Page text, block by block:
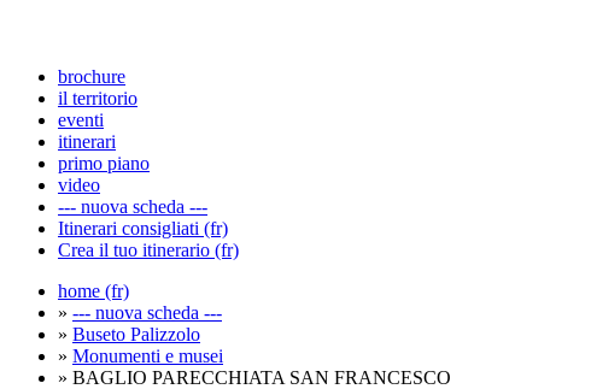
brochure
il territorio
eventi
itinerari
primo piano
video
--- nuova scheda ---
Itinerari consigliati (fr)
Crea il tuo itinerario (fr)
home (fr)
» --- nuova scheda ---
» Buseto Palizzolo
» Monumenti e musei
» BAGLIO PARECCHIATA SAN FRANCESCO